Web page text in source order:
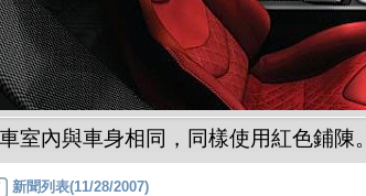
車室內與車身相同，同樣使用紅色鋪陳。
新聞列表(11/28/2007)